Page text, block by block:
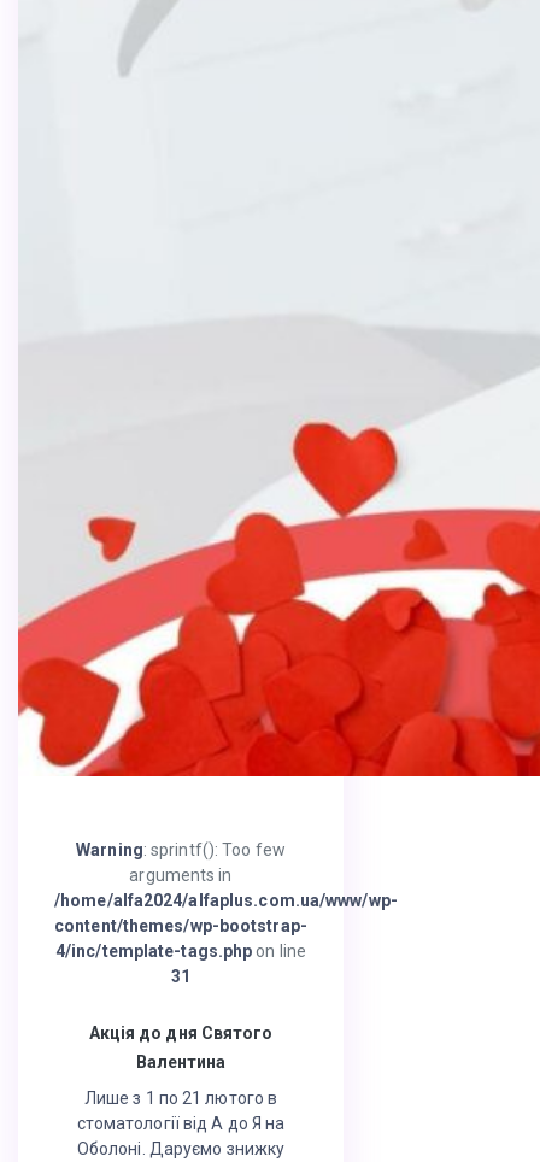
Warning: sprintf(): Too few
arguments in
/home/alfa2024/alfaplus.com.ua/www/wp-
content/themes/wp-bootstrap-
4/inc/template-tags.php on line
31
Акція до дня Святого
Валентина
Лише з 1 по 21 лютого в
стоматології від А до Я на
Оболоні. Даруємо знижку